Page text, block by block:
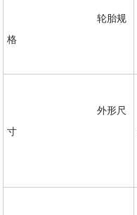
				轮胎规
格
				外形尺
寸